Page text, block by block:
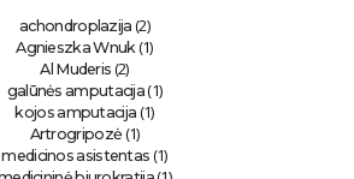
achondroplazija (2)
Agnieszka Wnuk(1)
Al Muderis (2)
galūnės amputacija (1)
kojos amputacija (1)
Artrogripozė(1)
medicinos asistentas (1)